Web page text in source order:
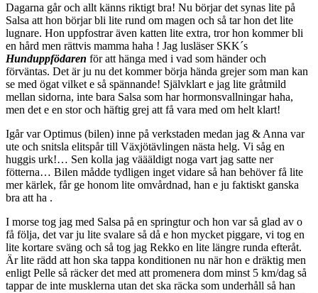
Dagarna går och allt känns riktigt bra! Nu börjar det synas lite på
Salsa att hon börjar bli lite rund om magen och så tar hon det lite
lugnare. Hon uppfostrar även katten lite extra, tror hon kommer bli
en hård men rättvis mamma haha ! Jag lusläser SKK´s
Hunduppfödaren för att hänga med i vad som händer och
förväntas. Det är ju nu det kommer börja hända grejer som man kan
se med ögat vilket e så spännande! Självklart e jag lite gråtmild
mellan sidorna, inte bara Salsa som har hormonsvallningar haha,
men det e en stor och häftig grej att få vara med om helt klart!
Igår var Optimus (bilen) inne på verkstaden medan jag & Anna var
ute och snitsla elitspår till Växjötävlingen nästa helg. Vi såg en
huggis urk!… Sen kolla jag väääldigt noga vart jag satte ner
fötterna… Bilen mådde tydligen inget vidare så han behöver få lite
mer kärlek, får ge honom lite omvårdnad, han e ju faktiskt ganska
bra att ha .
I morse tog jag med Salsa på en springtur och hon var så glad av o
få följa, det var ju lite svalare så då e hon mycket piggare, vi tog en
lite kortare sväng och så tog jag Rekko en lite längre runda efteråt.
Är lite rädd att hon ska tappa konditionen nu när hon e dräktig men
enligt Pelle så räcker det med att promenera dom minst 5 km/dag så
tappar de inte musklerna utan det ska räcka som underhåll så han